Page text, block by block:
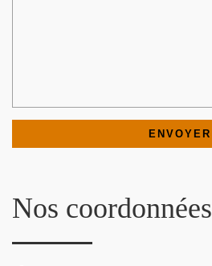
Nos coordonnées